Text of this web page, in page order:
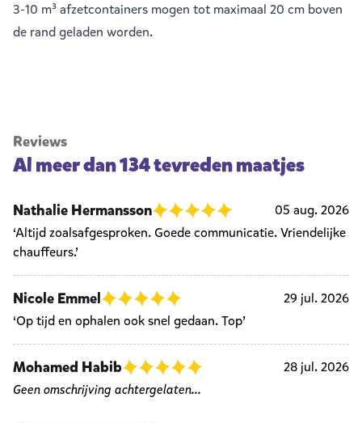
3-10 m³ afzetcontainers mogen tot maximaal 20 cm boven
de rand geladen worden.
Reviews
Al meer dan 134 tevreden maatjes
Nathalie Hermansson
05 aug. 2026
‘Altijd zoalsafgesproken. Goede communicatie. Vriendelijke
chauffeurs.’
Nicole Emmel
29 jul. 2026
‘Op tijd en ophalen ook snel gedaan. Top’
Mohamed Habib
28 jul. 2026
Geen omschrijving achtergelaten...